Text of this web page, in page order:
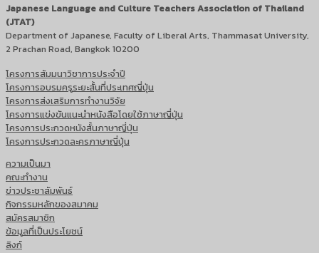
Japanese Language and Culture Teachers Association of Thailand
(JTAT)
Department of Japanese, Faculty of Liberal Arts, Thammasat University,
2 Prachan Road, Bangkok 10200
โครงการสัมมนาวิชาการประจำปี
โครงการอบรมครูระยะสั้นที่ประเทศญี่ปุ่น
โครงการส่งเสริมการทำงานวิจัย
โครงการแข่งขันแนะนำหนังสือโดยใช้ภาษาญี่ปุ่น
โครงการประกวดหนังสั้นภาษาญี่ปุ่น
โครงการประกวดละครภาษาญี่ปุ่น
ความเป็นมา
คณะทำงาน
ข่าวประชาสัมพันธ์
กิจกรรมหลักของสมาคม
สมัครสมาชิก
ข้อมูลที่เป็นประโยชน์
ลิงก์